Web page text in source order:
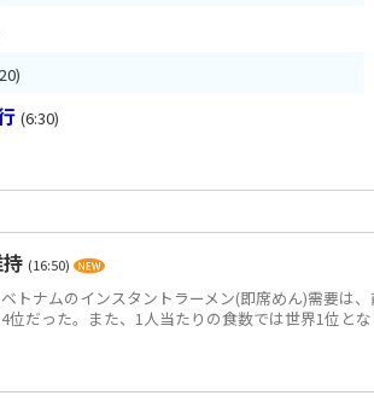
(6:30)
(16:50)
トナムのインスタントラーメン(即席めん)需要は
だった。また、1人当たりの食数では世界1位と